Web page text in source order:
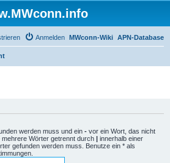
APN-Database
MWconn-Wiki
Anmelden
werden muss und ein - vor ein Wort, das nicht
Wörter getrennt durch | innerhalb einer
gefunden werden muss. Benutze ein * als